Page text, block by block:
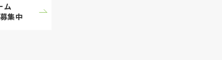
ム
募集中